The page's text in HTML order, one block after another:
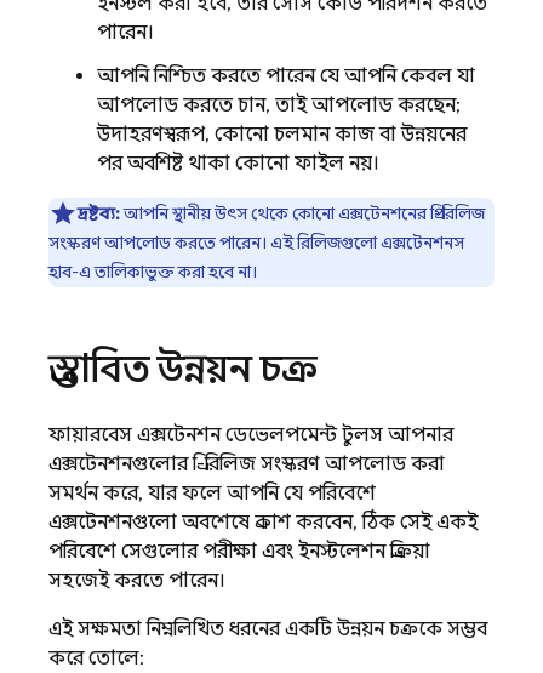
পারেন।
আপনি নিশ্চিত করতে পারেন যে আপনি কেবল যা
আপলোড করতে চান, তাই আপলোড করছেন;
উদাহরণস্বরূপ, কোনো চলমান কাজ বা উন্নয়নের
পর অবশিষ্ট থাকা কোনো ফাইল নয়।
দ্রষ্টব্য:আপনি স্থানীয় উৎস থেকে কোনো এক্সটেনশনের প্রি-রিলিজ
সংস্করণ আপলোড করতে পারেন। এই রিলিজগুলো এক্সটেনশনস
হাব-এ তালিকাভুক্ত করা হবে না।
প্রস্তাবিত উন্নয়ন চক্র
ফায়ারবেস এক্সটেনশন ডেভেলপমেন্ট টুলস আপনার
এক্সটেনশনগুলোর প্রি-রিলিজ সংস্করণ আপলোড করা
সমর্থন করে, যার ফলে আপনি যে পরিবেশে
এক্সটেনশনগুলো অবশেষে প্রকাশ করবেন, ঠিক সেই একই
পরিবেশে সেগুলোর পরীক্ষা এবং ইনস্টলেশন প্রক্রিয়া
সহজেই করতে পারেন।
এই সক্ষমতা নিম্নলিখিত ধরনের একটি উন্নয়ন চক্রকে সম্ভব
করে তোলে: